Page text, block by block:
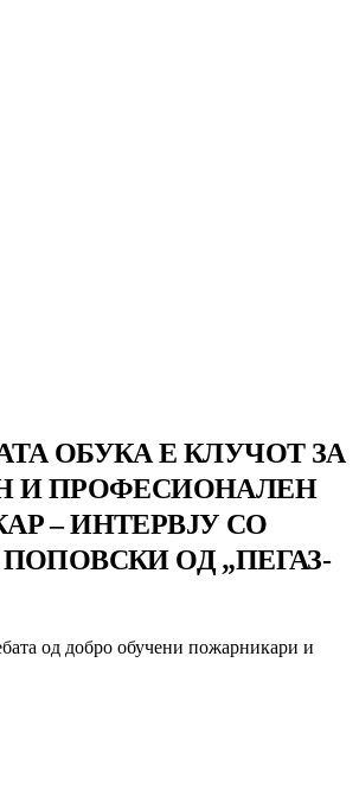
ОБУКА Е КЛУЧОТ ЗА
И ПРОФЕСИОНАЛЕН
– ИНТЕРВЈУ СО
ОД „ПЕГАЗ-
од добро обучени пожарникари и